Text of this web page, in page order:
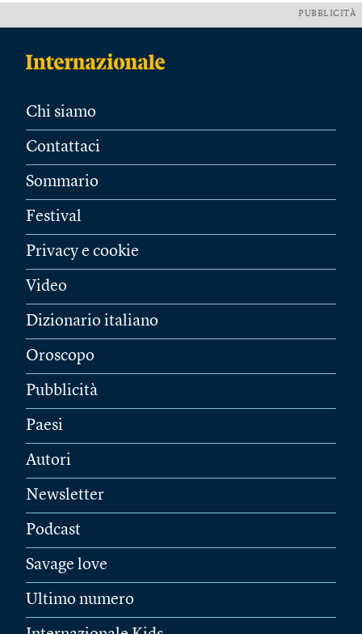
PUBBLICITÀ
Chi siamo
Contattaci
Sommario
Festival
Privacy e cookie
Video
Dizionario italiano
Oroscopo
Pubblicità
Paesi
Autori
Newsletter
Podcast
Savage love
Ultimo numero